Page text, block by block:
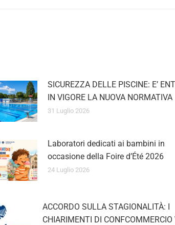
SICUREZZA DELLE PISCINE: E’
IN VIGORE LA NUOVA NORMATIVA
31 Luglio 2026
Laboratori dedicati ai bambini in
occasione della Foire d’Été 2026
24 Luglio 2026
ACCORDO SULLA STAGIONALITÀ: I
CHIARIMENTI DI CONFCOMMERCIO